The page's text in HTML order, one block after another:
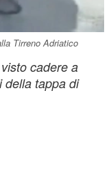
Tirreno Adriatico
cadere a
della tappa di